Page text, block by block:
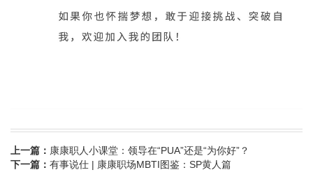
上一篇： 康康职人小课堂：领导在“PUA”还是“为你好”？
下一篇： 有事说仕 | 康康职场MBTI图鉴：SP黄人篇